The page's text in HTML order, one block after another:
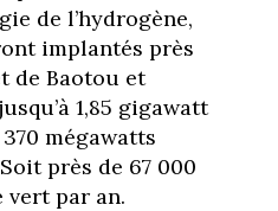
de l’hydrogène,
implantés près
de Baotou et
1,85 gigawatt
mégawatts
près de 67 000
vert par an.